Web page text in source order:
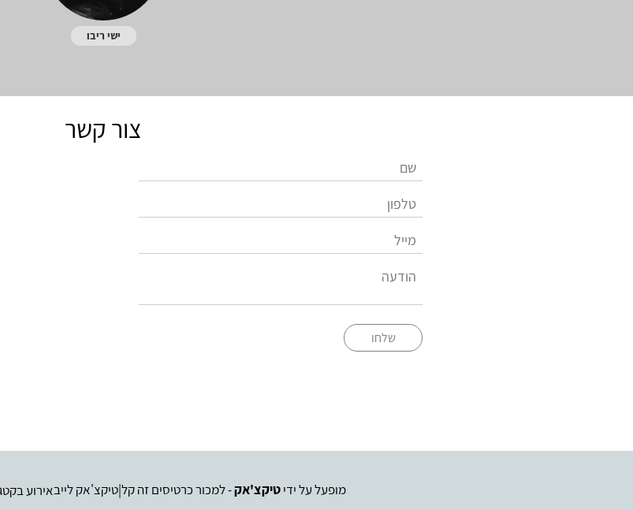
ישי ריבו
צור קשר
שלחו
מופעל על ידיטיקצ'אק- למכור כרטיסים זה קל|טיקצ'אק לייבאירוע